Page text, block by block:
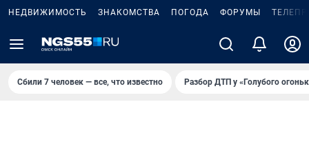
НЕДВИЖИМОСТЬ ЗНАКОМСТВА ПОГОДА ФОРУМЫ
Сбили 7 человек — все, что известно Разбор ДТП у «Голубого